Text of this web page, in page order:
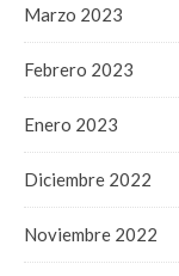
Marzo 2023
Febrero 2023
Enero 2023
Diciembre 2022
Noviembre 2022